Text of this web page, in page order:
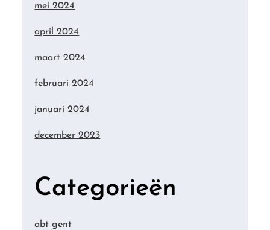
mei 2024
april 2024
maart 2024
februari 2024
januari 2024
december 2023
Categorieën
abt gent